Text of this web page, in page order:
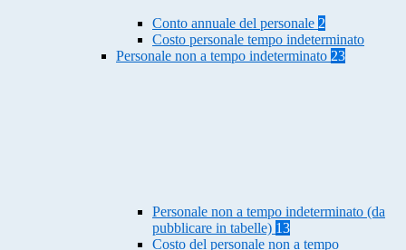
Conto annuale del personale 2
Costo personale tempo indeterminato
Personale non a tempo indeterminato 23
Personale non a tempo indeterminato (da
pubblicare in tabelle) 13
Costo del personale non a tempo